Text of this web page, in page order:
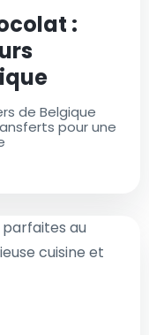
:
de Belgique
pour une